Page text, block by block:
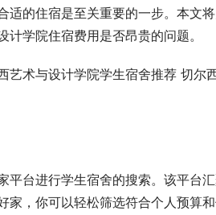
适的住宿是至关重要的一步。本文
学院住宿费用是否昂贵的问题。
平台进行学生宿舍的搜索。该平台
家，你可以轻松筛选符合个人预算